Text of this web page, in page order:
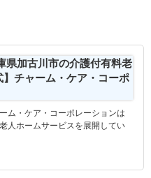
加古川市の介護付有料老
チャーム・ケア・コーポ
ム・ケア・コーポレーションは
人ホームサービスを展開してい